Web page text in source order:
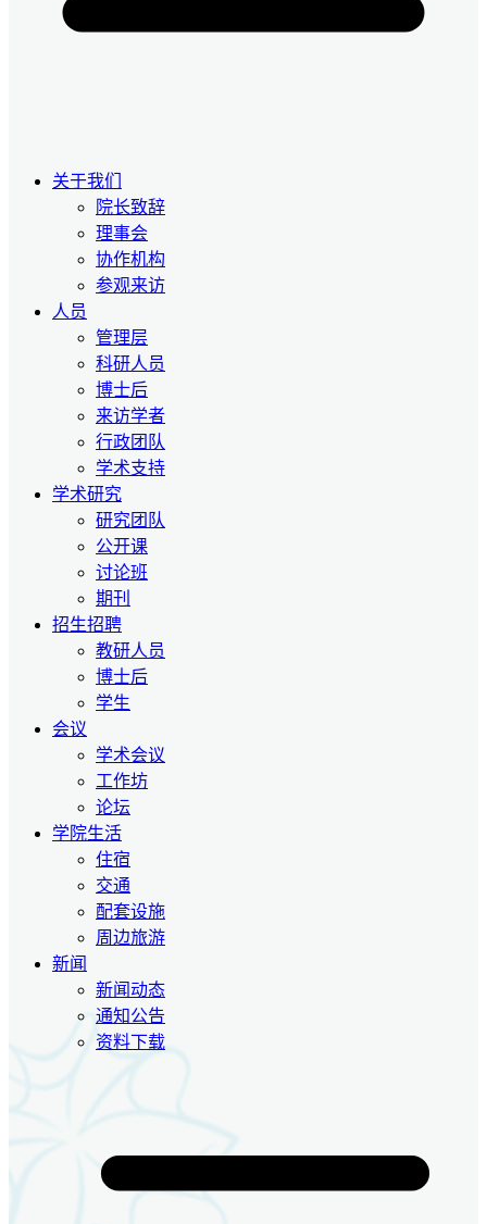
关于我们
院长致辞
理事会
协作机构
参观来访
人员
管理层
科研人员
博士后
来访学者
行政团队
学术支持
学术研究
研究团队
公开课
讨论班
期刊
招生招聘
教研人员
博士后
学生
会议
学术会议
工作坊
论坛
学院生活
住宿
交通
配套设施
周边旅游
新闻
新闻动态
通知公告
资料下载